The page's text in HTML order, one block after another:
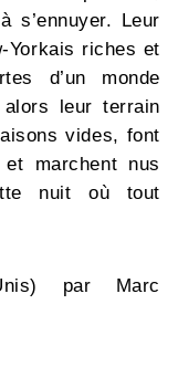
s’ennuyer. Leur
Yorkais riches et
d’un monde
alors leur terrain
vides, font
marchent nus
nuit où tout
par Marc